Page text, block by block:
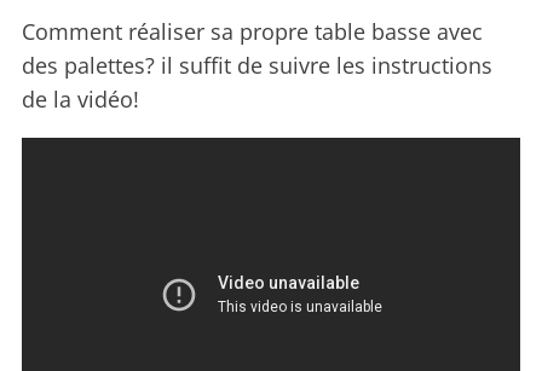
Comment réaliser sa propre table basse avec
des palettes? il suffit de suivre les instructions
de la vidéo!